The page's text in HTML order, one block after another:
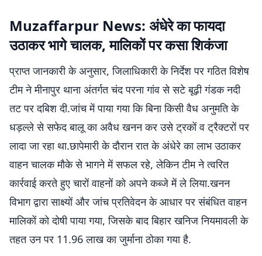
Muzaffarpur News: अंधेरे का फायदा
उठाकर भागे चालक, मालिकों पर कसा शिकंजा
प्राप्त जानकारी के अनुसार, जिलाधिकारी के निर्देश पर गठित विशेष
टीम ने मीनापुर थाना अंतर्गत चंद परना गांव से सटे बूढ़ी गंडक नदी
तट पर दबिश दी.जांच में पाया गया कि बिना किसी वैध अनुमति के
धड़ल्ले से सफेद बालू का अवैध खनन कर उसे ट्रकों व ट्रैक्टरों पर
लादा जा रहा था.छापेमारी के दौरान रात के अंधेरे का लाभ उठाकर
वाहन चालक मौके से भागने में सफल रहे, लेकिन टीम ने त्वरित
कार्रवाई करते हुए चारों वाहनों को अपने कब्जे में ले लिया.खनन
विभाग द्वारा साक्ष्यों और जांच प्रतिवेदन के आधार पर संबंधित वाहन
मालिकों को दोषी पाया गया, जिसके बाद बिहार खनिज नियमावली के
तहत उन पर 11.96 लाख का जुर्माना ठोका गया है.